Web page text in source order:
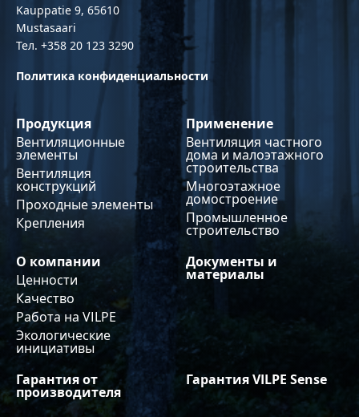
Kauppatie 9, 65610
Mustasaari
Тел. +358 20 123 3290
Политика конфиденциальности
Продукция
Вентиляционные
элементы
Вентиляция
конструкций
Проходные элементы
Крепления
Применение
Вентиляция частного
дома и малоэтажного
строительства
Многоэтажное
домостроение
Промышленное
строительство
О компании
Ценности
Качество
Работа на VILPE
Экологические
инициативы
Документы и
материалы
Гарантия от
производителя
Гарантия VILPE Sense